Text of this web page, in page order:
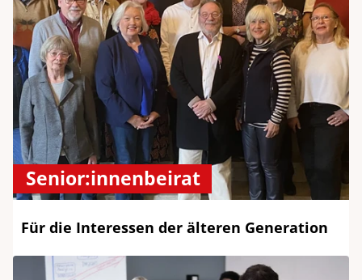
Senior:innenbeirat
Für die Interessen der älteren Generation